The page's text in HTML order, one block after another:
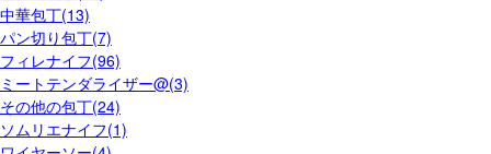
中華包丁(13)
パン切り包丁(7)
フィレナイフ(96)
ミートテンダライザー@(3)
その他の包丁(24)
ソムリエナイフ(1)